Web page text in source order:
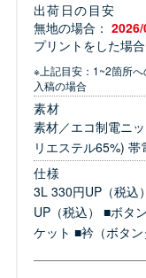
出荷日の目安
無地の場合：
プリントをした場合
※上記目安：1~2箇所
入稿の場合
素材
素材／エコ制電ニ
リエステル65%)
仕様
3L 330円UP（税込
UP（税込） ■ボタ
ケット ■衿（ボタン